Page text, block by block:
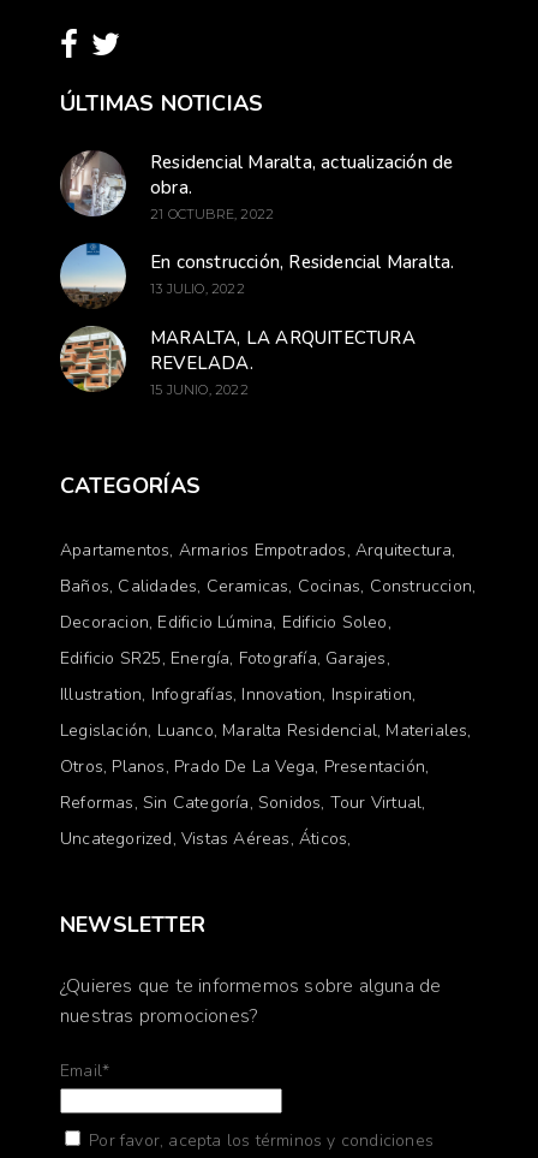
ÚLTIMAS NOTICIAS
Residencial Maralta, actualización de
obra.
21 OCTUBRE, 2022
En construcción, Residencial Maralta.
13 JULIO, 2022
MARALTA, LA ARQUITECTURA
REVELADA.
15 JUNIO, 2022
CATEGORÍAS
Apartamentos Armarios Empotrados Arquitectura
Baños Calidades Ceramicas Cocinas Construccion
Decoracion Edificio Lúmina Edificio Soleo
Edificio SR25 Energía Fotografía Garajes
Illustration Infografías Innovation Inspiration
Legislación Luanco Maralta Residencial Materiales
Otros Planos Prado De La Vega Presentación
Reformas Sin Categoría Sonidos Tour Virtual
Uncategorized Vistas Aéreas Áticos
NEWSLETTER
¿Quieres que te informemos sobre alguna de
nuestras promociones?
Email*
Por favor, acepta los términos y condiciones